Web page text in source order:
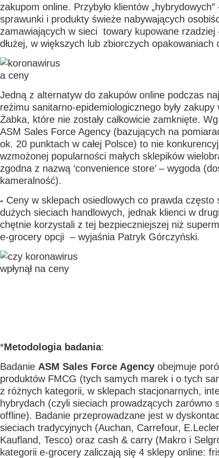
zakupom online. Przybyło klientów
sprawunki i produkty świeże nabywających
zamawiających w sieci towary kupowane rzadziej
dłużej, w większych lub zbiorczych opakowaniach
Jedną z alternatyw do zakupów online podczas
reżimu sanitarno-epidemiologicznego były
Żabka, które nie zostały całkowicie zamknięte.
ASM Sales Force Agency (bazujących na
ok. 20 punktach w całej Polsce) to nie
wzmożonej popularności małych sklepików
zgodna z nazwą ‘convenience store’ – wygoda
kameralność).
- Ceny w sklepach osiedlowych co prawda często
dużych sieciach handlowych, jednak klienci w
chętnie korzystali z tej bezpieczniejszej niż
e-grocery opcji – wyjaśnia Patryk Górczyński.
*Metodologia badania:
Badanie ASM Sales Force Agency obejmuje
produktów FMCG (tych samych marek i o tych
z różnych kategorii, w sklepach stacjonarnych,
hybrydach (czyli sieciach prowadzących zarówno
offline). Badanie przeprowadzane jest w
sieciach tradycyjnych (Auchan, Carrefour,
Kaufland, Tesco) oraz cash & carry (Makro i
kategorii e-grocery zaliczają się 4 sklepy online: